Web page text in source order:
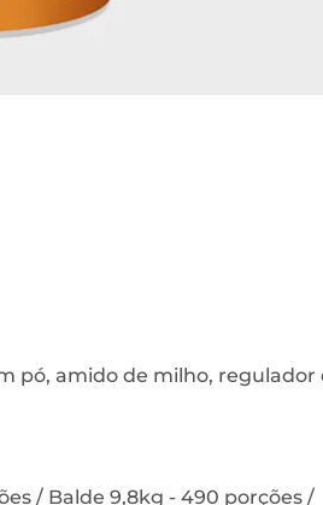
pó, amido de milho,
/ Balde 9,8kg - 490 porções /